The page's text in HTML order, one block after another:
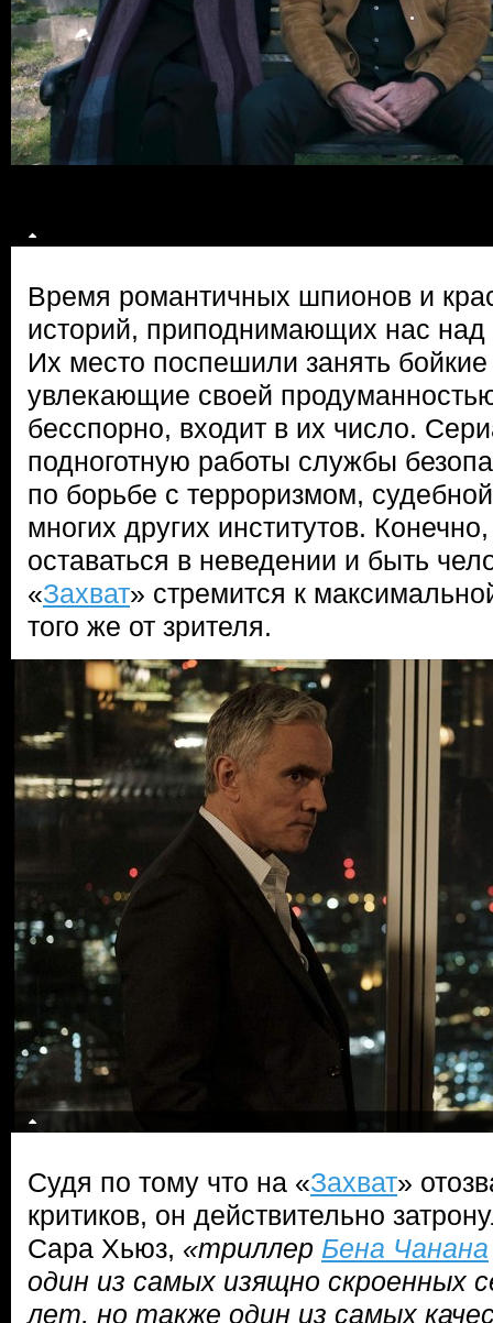
Время романтичных шпионов и
историй, приподнимающих нас
Их место поспешили занять
увлекающие своей
бесспорно, входит в их число.
подноготную работы службы
по борьбе с терроризмом,
многих других институтов.
оставаться в неведении и быть
«Захват» стремится к
того же от зрителя.
Судя по тому что на «Захват»
критиков, он действительно
Сара Хьюз, «триллер Бена Чанана
один из самых изящно скроенных
лет, но также один из самых